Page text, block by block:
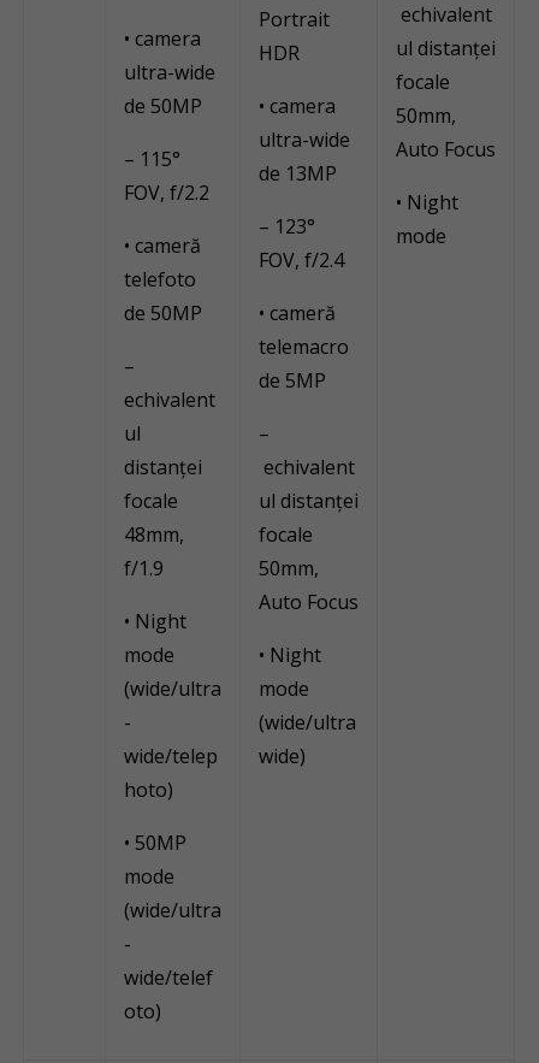
• camera
ultra-wide
de 50MP
– 115°
FOV, f/2.2
• cameră
telefoto
de 50MP
–
echivalent
ul
distanței
focale
48mm,
f/1.9
• Night
mode
(wide/ultra
-
wide/telep
hoto)
• 50MP
mode
(wide/ultra
-
wide/telef
oto)
Portrait
HDR
• camera
ultra-wide
de 13MP
– 123°
FOV, f/2.4
• cameră
telemacro
de 5MP
–
echivalent
ul distanței
focale
50mm,
Auto Focus
• Night
mode
(wide/ultra
wide)
echivalent
ul distanței
focale
50mm,
Auto Focus
• Night
mode